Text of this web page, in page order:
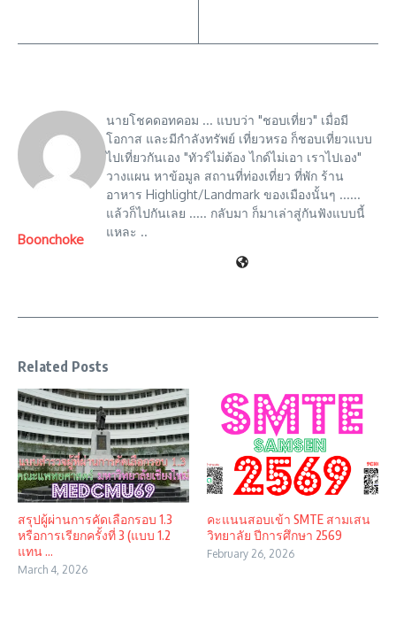
Boonchoke
นายโชคดอทคอม ... แบบว่า "ชอบเที่ยว" เมื่อมี
โอกาส และมีกำลังทรัพย์ เที่ยวหรอ ก็ชอบเที่ยวแบบ
ไปเที่ยวกันเอง "ทัวร์ไม่ต้อง ไกด์ไม่เอา เราไปเอง"
วางแผน หาข้อมูล สถานที่ท่องเที่ยว ที่พัก ร้าน
อาหาร Highlight/Landmark ของเมืองนั้นๆ ......
แล้วก็ไปกันเลย ..... กลับมา ก็มาเล่าสู่กันฟังแบบนี้
แหละ ..
Related Posts
สรุปผู้ผ่านการคัดเลือกรอบ 1.3
หรือการเรียกครั้งที่ 3 (แบบ 1.2
แทน ...
March 4, 2026
คะแนนสอบเข้า SMTE สามเสน
วิทยาลัย ปีการศึกษา 2569
February 26, 2026